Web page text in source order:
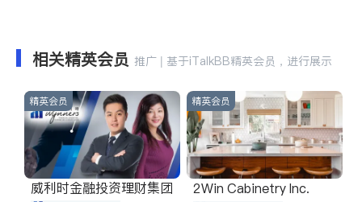
相关精英会员 推广 | 基于iTalkBB精英会员，进行展示
精英会员
威利时金融投资理财集团
精英会员
2Win Cabinetry Inc.